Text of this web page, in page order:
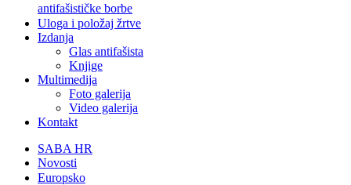
antifašističke borbe
Uloga i položaj žrtve
Izdanja
Glas antifašista
Knjige
Multimedija
Foto galerija
Video galerija
Kontakt
SABA HR
Novosti
Europsko